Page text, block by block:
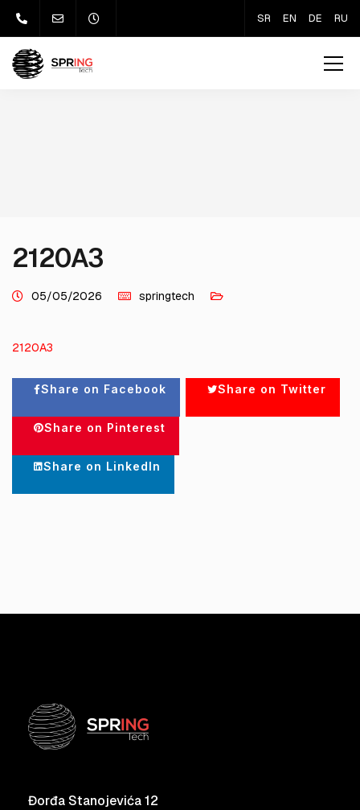
SR EN DE RU
2120A3
05/05/2026 springtech
2120A3
Share on Facebook Share on Twitter
Share on Pinterest
Share on LinkedIn
Đorđa Stanojevića 12